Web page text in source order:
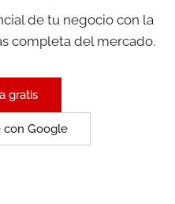
de tu negocio con la
completa del mercado.
gratis
con Google